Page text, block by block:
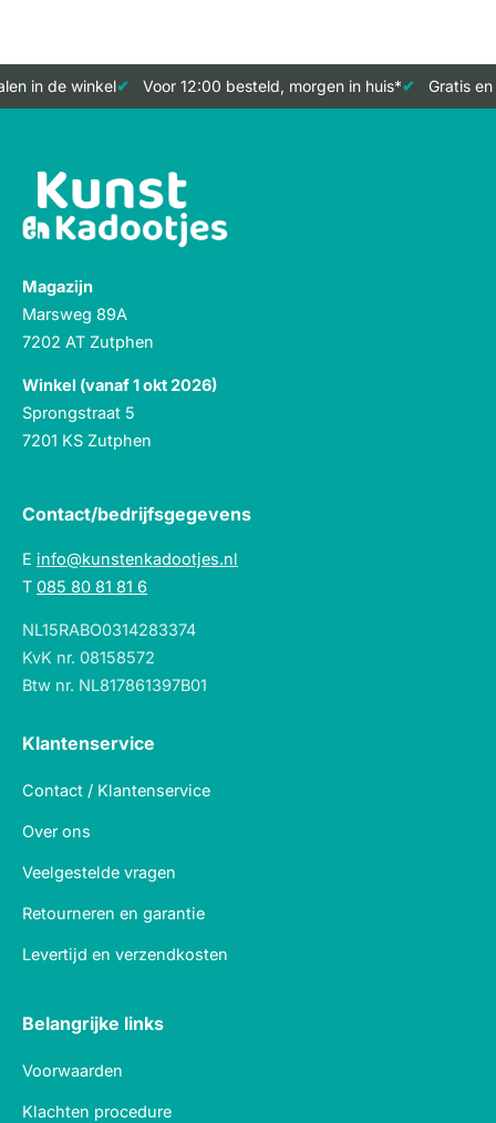
in de winkel Voor 12:00 besteld, morgen in huis* Gratis en
Magazijn
Marsweg 89A
7202 AT Zutphen
Winkel (vanaf 1 okt 2026)
Sprongstraat 5
7201 KS Zutphen
Contact/bedrijfsgegevens
E info@kunstenkadootjes.nl
T 085 80 81 81 6
NL15RABO0314283374
KvK nr. 08158572
Btw nr. NL817861397B01
Klantenservice
Contact / Klantenservice
Over ons
Veelgestelde vragen
Retourneren en garantie
Levertijd en verzendkosten
Belangrijke links
Voorwaarden
Klachten procedure